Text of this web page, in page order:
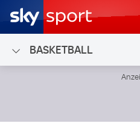
BASKETBALL